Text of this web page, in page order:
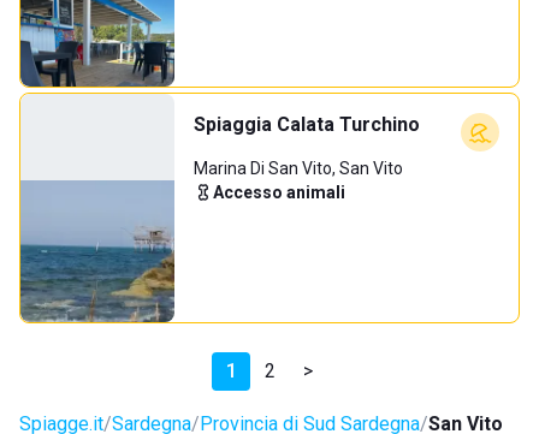
Spiaggia Calata Turchino
Marina Di San Vito, San Vito
Accesso animali
1 2 >
Spiagge.it Sardegna Provincia di Sud Sardegna San Vito